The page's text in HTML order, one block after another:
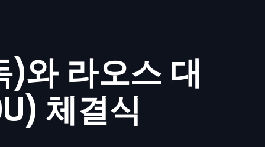
)와 라오스 대
체결식